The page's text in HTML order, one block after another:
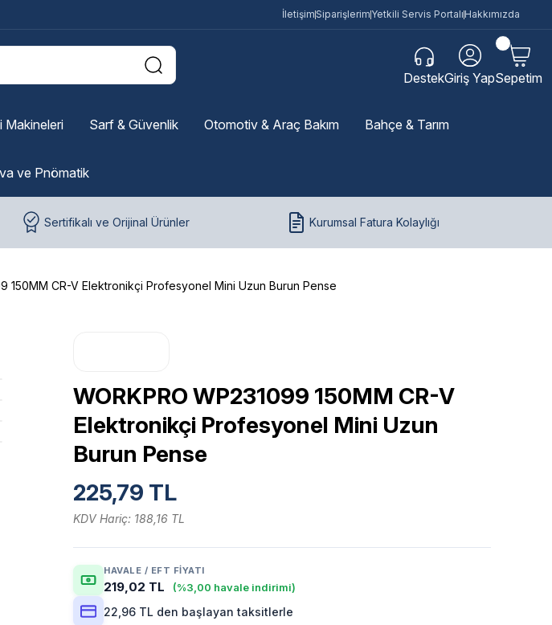
İletişimSiparişlerim Yetkili Servis Portalı Hakkımızda
DestekGiriş YapSepetim
Makineleri Sarf & Güvenlik Otomotiv & Araç Bakım Bahçe & Tarım
ve Pnömatik
Sertifikalı ve Orijinal Ürünler Kurumsal Fatura Kolaylığı
150MM CR-V Elektronikçi Profesyonel Mini Uzun Burun Pense
WORKPRO WP231099 150MM CR-V
Elektronikçi Profesyonel Mini Uzun
Burun Pense
225,79 TL
KDV Hariç: 188,16 TL
HAVALE / EFT FIYATI
219,02 TL (%3,00 havale indirimi)
22,96 TL den başlayan taksitlerle